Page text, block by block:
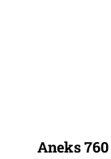
Aneks 760